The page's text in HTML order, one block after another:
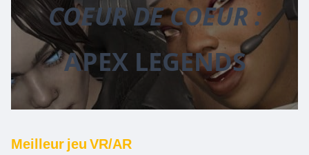
COEUR DE COEUR :
APEX LEGENDS
Meilleur jeu VR/AR